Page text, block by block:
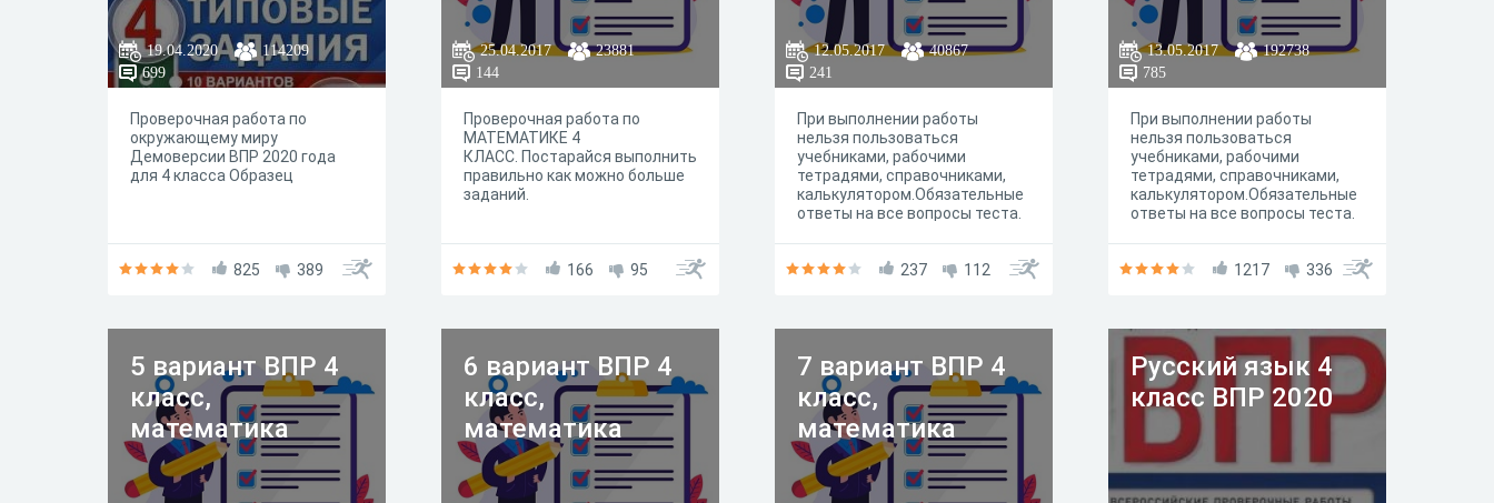
19.04.2020
114209
699
Проверочная работа по
окружающему миру
Демоверсии ВПР 2020 года
для 4 класса Образец
825 389
25.04.2017
23881
144
Проверочная работа по
МАТЕМАТИКЕ 4
КЛАСС. Постарайся выполнить
правильно как можно больше
заданий.
166 95
12.05.2017
40867
241
При выполнении работы
нельзя пользоваться
учебниками, рабочими
тетрадями, справочниками,
калькулятором.Обязательные
ответы на все вопросы теста.
237 112
13.05.2017
192738
785
При выполнении работы
нельзя пользоваться
учебниками, рабочими
тетрадями, справочниками,
калькулятором.Обязательные
ответы на все вопросы теста.
1217 336
5 вариант ВПР 4
класс,
математика
6 вариант ВПР 4
класс,
математика
7 вариант ВПР 4
класс,
математика
Русский язык 4
класс ВПР 2020